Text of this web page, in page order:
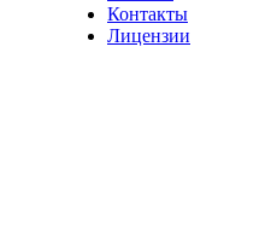
Контакты
Лицензии